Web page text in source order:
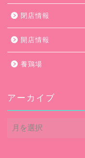
閉店情報
開店情報
養鶏場
アーカイブ
ア
ー